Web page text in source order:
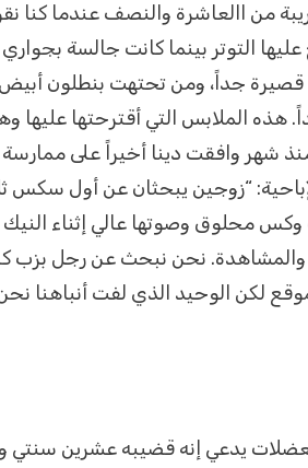
ss
e
n
g
er
at
s
A
p
p
e
gr
a
m
ar
e
من االعاشرة والنصف عندما كنا
التوتر بينما كانت جالسة
قصيرة جداً، ومن تحتهت بنطلون
الملابس التي أقترحتها عليها
شهر وافقت دينا أخيراً على
“زوجين يبحثان عن أول سكس
محلوق وصوتها عالي إثناء النيك
نحن نبحث عن رجل بزب
لكن الوحيد الذي لفت أنباهنا
يدعي إنه قضيبه عشرين سنتي